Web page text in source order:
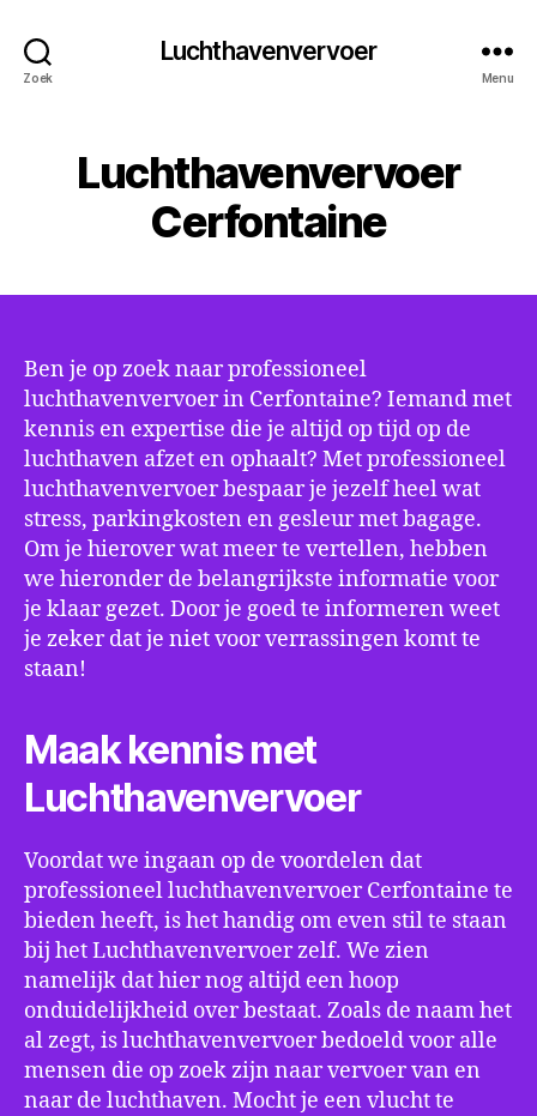
Zoek
Luchthavenvervoer
Menu
Luchthavenvervoer
Cerfontaine
Ben je op zoek naar professioneel
luchthavenvervoer in Cerfontaine? Iemand met
kennis en expertise die je altijd op tijd op de
luchthaven afzet en ophaalt? Met professioneel
luchthavenvervoer bespaar je jezelf heel wat
stress, parkingkosten en gesleur met bagage.
Om je hierover wat meer te vertellen, hebben
we hieronder de belangrijkste informatie voor
je klaar gezet. Door je goed te informeren weet
je zeker dat je niet voor verrassingen komt te
staan!
Maak kennis met
Luchthavenvervoer
Voordat we ingaan op de voordelen dat
professioneel luchthavenvervoer Cerfontaine te
bieden heeft, is het handig om even stil te staan
bij het Luchthavenvervoer zelf. We zien
namelijk dat hier nog altijd een hoop
onduidelijkheid over bestaat. Zoals de naam het
al zegt, is luchthavenvervoer bedoeld voor alle
mensen die op zoek zijn naar vervoer van en
naar de luchthaven. Mocht je een vlucht te